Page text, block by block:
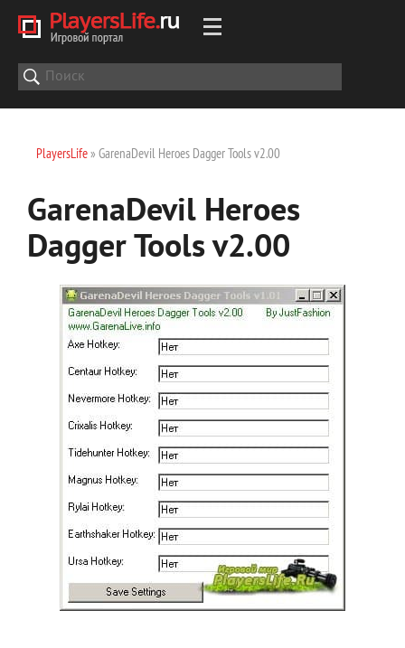
PlayersLife» GarenaDevil Heroes Dagger Tools v2.00
GarenaDevil Heroes
Dagger Tools v2.00